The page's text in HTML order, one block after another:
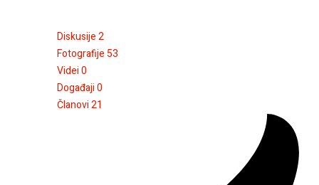
Diskusije2
Fotografije53
Videi0
Događaji0
Članovi21